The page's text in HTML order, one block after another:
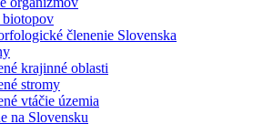
členenie Slovenska
krajinné oblasti
stromy
vtáčie územia
na Slovensku